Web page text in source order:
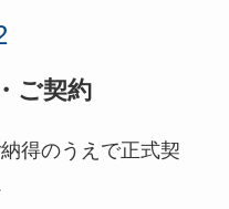
ご契約
得のうえで正式契